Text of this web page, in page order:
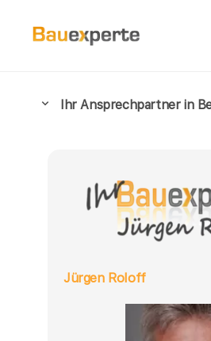
Ihr Ansprechpartner in
Jürgen Roloff